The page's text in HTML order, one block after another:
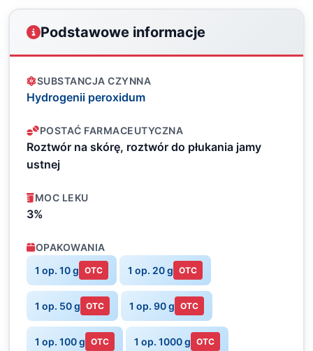
Podstawowe informacje
SUBSTANCJA CZYNNA
Hydrogenii peroxidum
POSTAĆ FARMACEUTYCZNA
Roztwór na skórę, roztwór do płukania jamy
ustnej
MOC LEKU
3%
OPAKOWANIA
1 op. 10 g OTC 1 op. 20 g OTC
1 op. 50 g OTC 1 op. 90 g OTC
1 op. 100 g OTC 1 op. 1000 g OTC